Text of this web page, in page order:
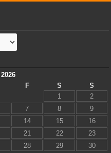
F S
S
1
2
7 8
9
14 15
16
21 22
23
28 29 30